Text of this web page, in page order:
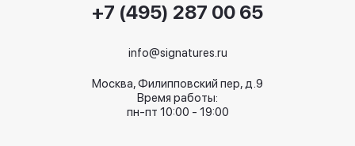
+7 (495) 287 00 65
info@signatures.ru
Москва, Филипповский пер, д.9
Время работы:
пн-пт 10:00 - 19:00